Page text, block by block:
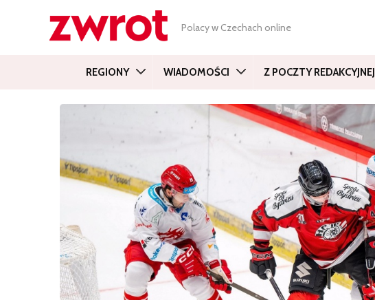
Polacy w Czechach online
REGIONY WIADOMOŚCI Z POCZTY REDAKCYJNEJ